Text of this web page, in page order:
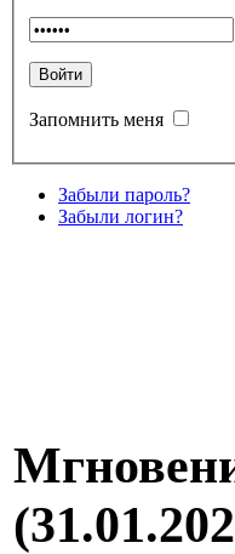
Запомнить меня
Забыли пароль?
Забыли логин?